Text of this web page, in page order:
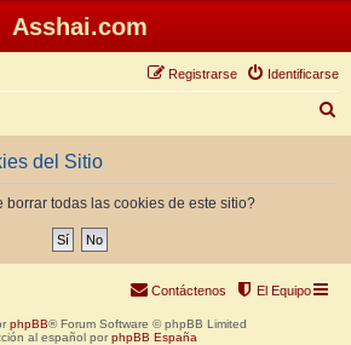
Asshai.com
Identificarse
Registrarse
u
del Sitio
borrar todas las cookies de este sitio?
El Equipo
Contáctenos
phpBB® Forum Software © phpBB Limited
al español por phpBB España